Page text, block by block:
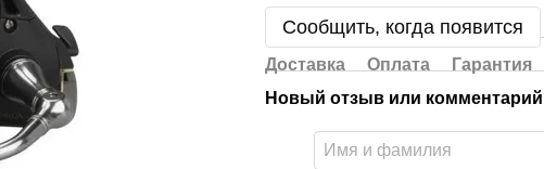
Сообщить, когда появится
Доставка Оплата
Гарантия
Новый отзыв или комментарий